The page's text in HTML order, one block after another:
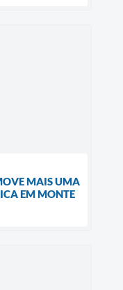
MAIS UMA
EM MONTE